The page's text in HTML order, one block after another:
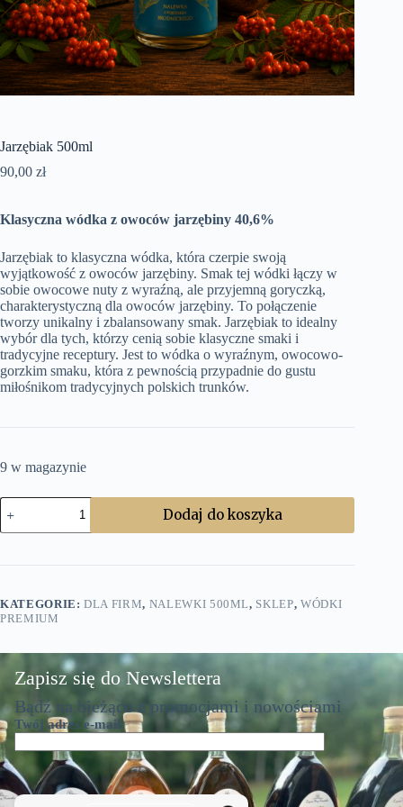
Jarzębiak 500ml
90,00 zł
Klasyczna wódka z owoców jarzębiny 40,6%
Jarzębiak to klasyczna wódka, która czerpie swoją
wyjątkowość z owoców jarzębiny. Smak tej wódki łączy w
sobie owocowe nuty z wyraźną, ale przyjemną goryczką,
charakterystyczną dla owoców jarzębiny. To połączenie
tworzy unikalny i zbalansowany smak. Jarzębiak to idealny
wybór dla tych, którzy cenią sobie klasyczne smaki i
tradycyjne receptury. Jest to wódka o wyraźnym, owocowo-
gorzkim smaku, która z pewnością przypadnie do gustu
miłośnikom tradycyjnych polskich trunków.
9 w magazynie
ilość
Jarzębiak
500ml
Dodaj do koszyka
KATEGORIE:DLA FIRM, NALEWKI 500ML, SKLEP, WÓDKI
PREMIUM
Zapisz się do Newslettera
Bądź na bieżąco z promocjami i nowościami
Twój adres e-mail